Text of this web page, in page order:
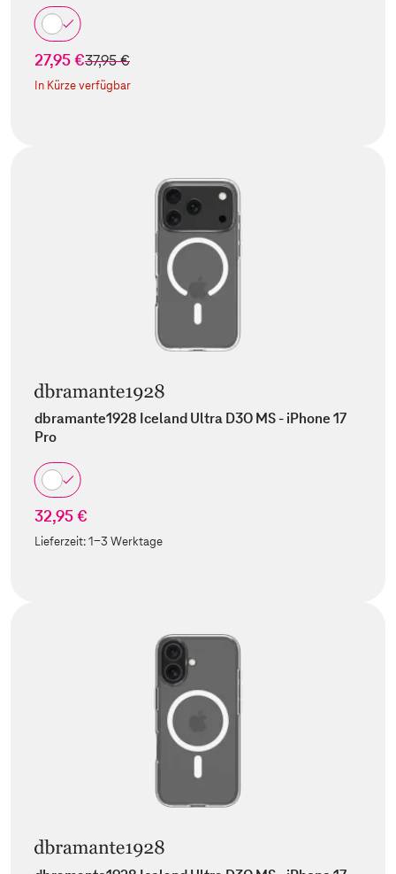
27,95 €statt
37,95 €
In Kürze verfügbar
dbramante1928 Iceland Ultra D3O MS - iPhone 17
Pro
32,95 €
Lieferzeit:1-3 Werktage